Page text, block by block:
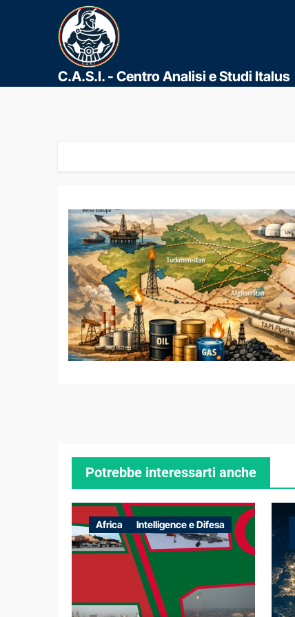
C.A.S.I. - Centro Analisi e Studi Italus
Potrebbe interessarti anche
Africa Intelligence e Difesa